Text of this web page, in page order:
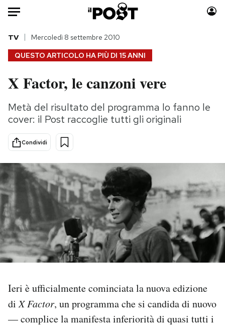
Auto
HOME
Italia
Politica
Internet
Cultura
Economia
Moda
Consumismi
Storie/Idee
Europa
Altrecose
Mondiali calcio 2026
PODCAST
I MIEI PREFERITI
QUESTO ARTICOLO HA PIÙ DI 15 ANNI
TV Mercoledì 8 settembre 2010
X Factor, le canzoni vere
Metà del risultato del programma lo fanno le
cover: il Post raccoglie tutti gli originali
Condividi
Ieri è ufficialmente cominciata la nuova edizione
di X Factor, un programma che si candida di nuovo
— complice la manifesta inferiorità di quasi tutti i